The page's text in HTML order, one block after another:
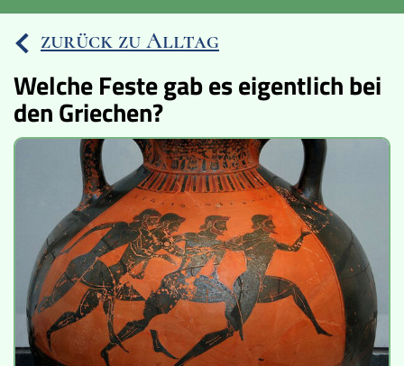
Schulmaterialien
Ereignisse
Lucys Wissensbox
Karte
Quiz
Memospiel
Videos
Mach mit!
Buchtipps
zurück zu Alltag
Welche Feste gab es eigentlich bei
den Griechen?